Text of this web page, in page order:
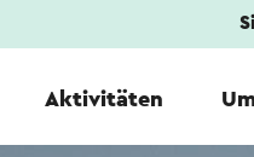
Aktivitäten